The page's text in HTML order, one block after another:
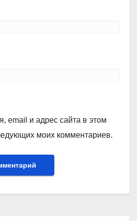
email и адрес сайта в этом
моих комментариев.